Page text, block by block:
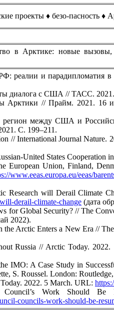
проекты ♦ безо-пасность ♦
в Арктике: новые
и парадипломатия в
диалога с США // ТАСС.
Арктики // Прайм. 2021. 16
между США и
С. 199–211.
// International Journal Nature.
United States Cooperation
European Union, Finland,
www.eeas.europa.eu/eeas/
Research will Derail Climate
derail-climate-change (дата
for Global Security? // The
2022).
Arctic Enters a New Era //
Russia // Arctic Today.
IMO: A Case Study in
S. Roussel. London:
2022. 5 March. URL:
Work Should
councils-work-should-be-